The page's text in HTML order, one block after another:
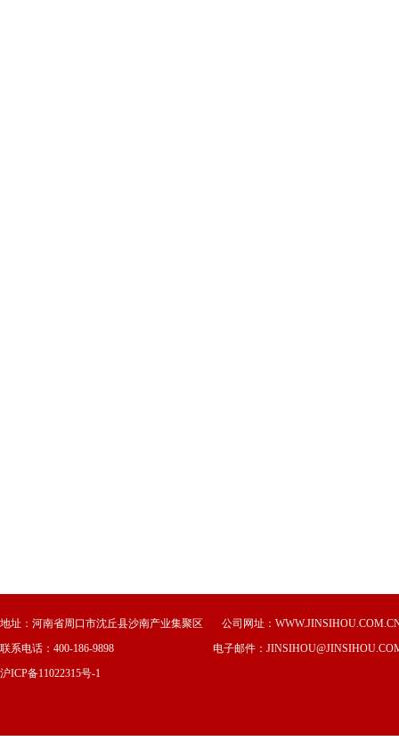
地址： 河南省周口市沈丘县沙南产业集聚区
公司网址：
联系电话：400-186-9898 电子邮件：
沪ICP备11022315号-1